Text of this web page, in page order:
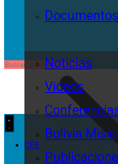
Noticias
Videos
Bolivia
CEB